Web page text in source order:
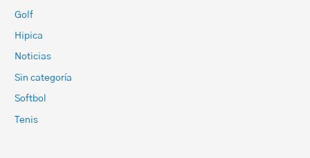
Golf
Hipica
Noticias
Sin categoría
Softbol
Tenis